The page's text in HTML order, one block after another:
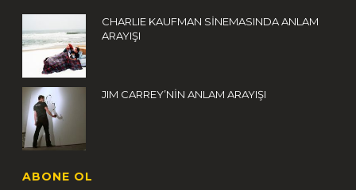
CHARLIE KAUFMAN SİNEMASINDA ANLAM
ARAYIŞI
JIM CARREY’NİN ANLAM ARAYIŞI
ABONE OL